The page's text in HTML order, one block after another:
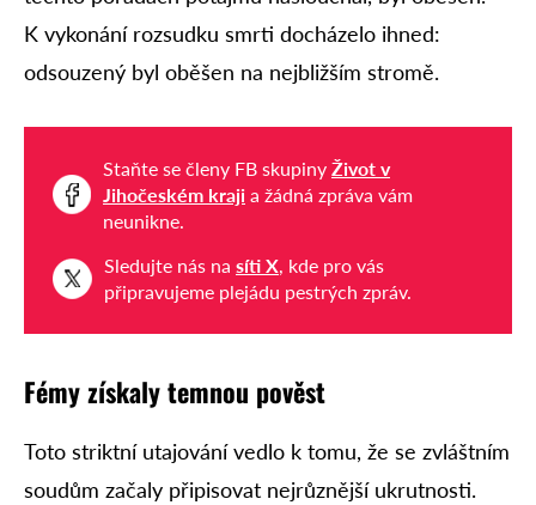
K vykonání rozsudku smrti docházelo ihned:
odsouzený byl oběšen na nejbližším stromě.
Staňte se členy FB skupiny Život v
Jihočeském kraji a žádná zpráva vám
neunikne.
Sledujte nás na síti X, kde pro vás
připravujeme plejádu pestrých zpráv.
Fémy získaly temnou pověst
Toto striktní utajování vedlo k tomu, že se zvláštním
soudům začaly připisovat nejrůznější ukrutnosti.